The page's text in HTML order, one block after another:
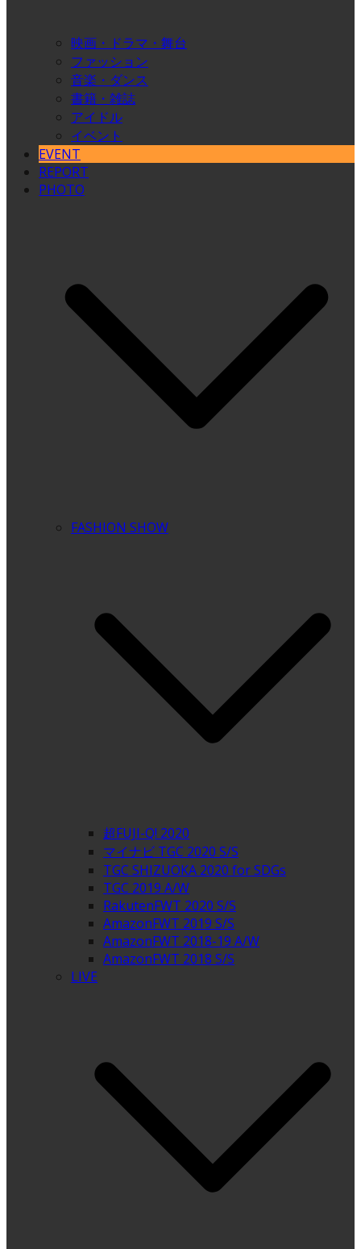
映画・ドラマ・舞台
ファッション
音楽・ダンス
書籍・雑誌
アイドル
イベント
EVENT
REPORT
PHOTO
FASHION SHOW
超FUJI-Q! 2020
マイナビ TGC 2020 S/S
TGC SHIZUOKA 2020 for SDGs
TGC 2019 A/W
RakutenFWT 2020 S/S
AmazonFWT 2019 S/S
AmazonFWT 2018-19 A/W
AmazonFWT 2018 S/S
LIVE